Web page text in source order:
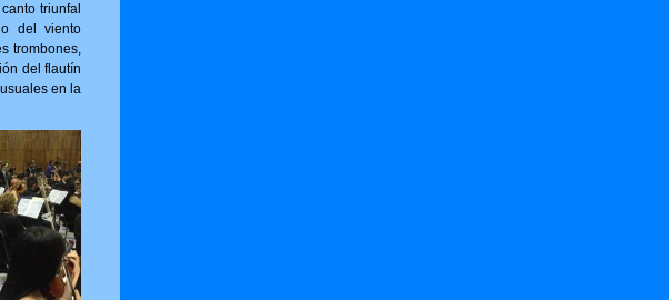
triunfal
del viento
trombones,
del flautín
en la